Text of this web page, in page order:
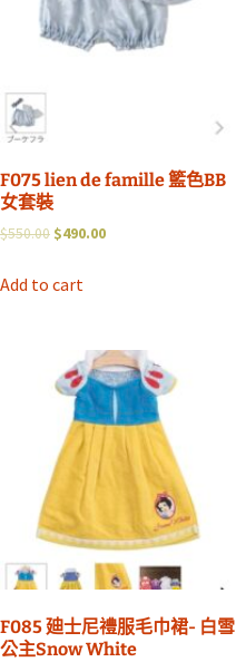
F075 lien de famille 籃色BB
女套裝
$550.00 $490.00
Add to cart
F085 廸士尼禮服毛巾裙- 白雪
公主Snow White